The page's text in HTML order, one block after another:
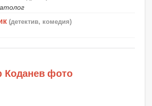
(детектив, комедия)
Коданев фото